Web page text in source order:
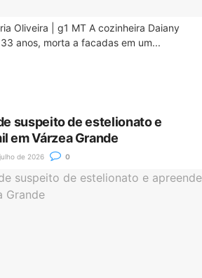
Oliveira | g1 MT A cozinheira Daiany
anos, morta a facadas em um...
suspeito de estelionato e
em Várzea Grande
de 2026 0